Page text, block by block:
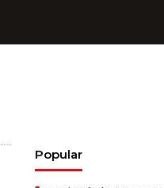
Popular